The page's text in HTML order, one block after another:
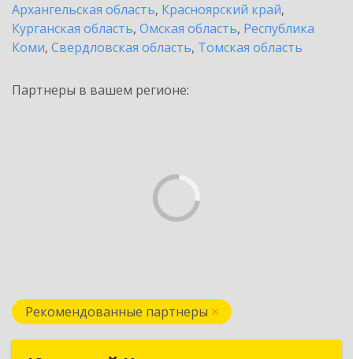
Архангельская область, Красноярский край,
Курганская область, Омская область, Республика
Коми, Свердловская область, Томская область
Партнеры в вашем регионе:
Рекомендованные партнеры